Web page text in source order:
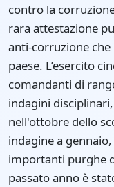
contro la
rara attestazione
anti-corruzione
paese. L’esercito
comandanti di
indagini
nell'ottobre dello
indagine a
importanti purghe
passato anno è